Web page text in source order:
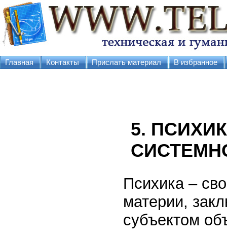
Главная Контакты Прислать материал В избранное
5.
Психика –
материи,
субъектом